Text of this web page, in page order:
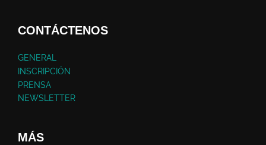
CONTÁCTENOS
GENERAL
INSCRIPCIÓN
PRENSA
NEWSLETTER
MÁS